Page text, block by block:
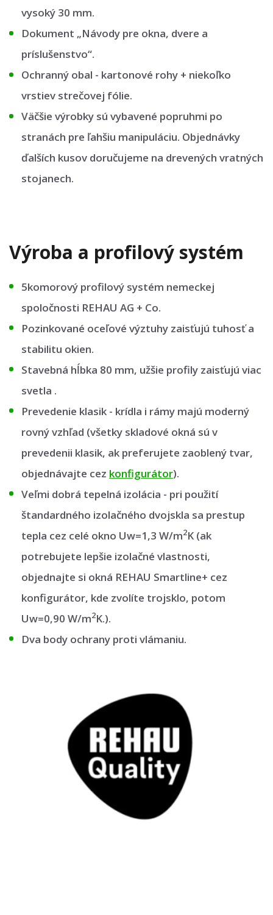
vysoký 30 mm.
Dokument „Návody pre okna, dvere a
príslušenstvo“.
Ochranný obal - kartonové rohy + niekoľko
vrstiev strečovej fólie.
Väčšie výrobky sú vybavené popruhmi po
stranách pre ľahšiu manipuláciu. Objednávky
ďalších kusov doručujeme na drevených vratných
stojanech.
Výroba a profilový systém
5komorový profilový systém nemeckej
spoločnosti REHAU AG + Co.
Pozinkované oceľové výztuhy zaisťujú tuhosť a
stabilitu okien.
Stavebná hĺbka 80 mm, užšie profily zaisťujú viac
svetla .
Prevedenie klasik - krídla i rámy majú moderný
rovný vzhľad (všetky skladové okná sú v
prevedenii klasik, ak preferujete zaoblený tvar,
objednávajte cez konfigurátor).
Veľmi dobrá tepelná izolácia - pri použití
štandardného izolačného dvojskla sa prestup
tepla cez celé okno Uw=1,3 W/m2K (ak
potrebujete lepšie izolačné vlastnosti,
objednajte si okná REHAU Smartline+ cez
konfigurátor, kde zvolíte trojsklo, potom
Uw=0,90 W/m2K.).
Dva body ochrany proti vlámaniu.